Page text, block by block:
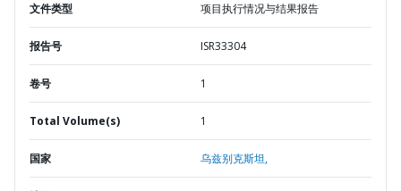
文件类型 项目执行情况与结果报告
报告号 ISR33304
卷号 1
Total Volume(s) 1
国家 乌兹别克斯坦,